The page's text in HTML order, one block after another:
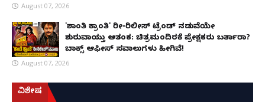
August 07, 2026
'ಶಾಂತಿ ಕ್ರಾಂತಿ' ರೀ-ರಿಲೀಸ್ ಟ್ರೆಂಡ್ ನಡುವೆಯೇ
ಶುರುವಾಯ್ತು ಆತಂಕ: ಚಿತ್ರಮಂದಿರಕ್ಕೆ ಪ್ರೇಕ್ಷಕರು ಬರ್ತಾರಾ?
ಬಾಕ್ಸ್ ಆಫೀಸ್ ಸವಾಲುಗಳು ಹೀಗಿವೆ!
August 07, 2026
ವಿಶೇಷ